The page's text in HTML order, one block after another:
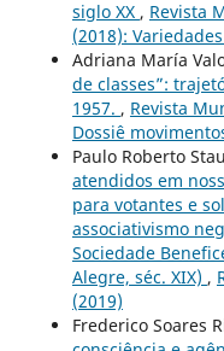
siglo XX , Revista
(2018):
Adriana María
de classes”:
1957. , Revista
Dossiê
Paulo Roberto
atendidos em
para votantes e
associativismo
Sociedade
Alegre, séc. XIX) ,
(2019)
Frederico Soares